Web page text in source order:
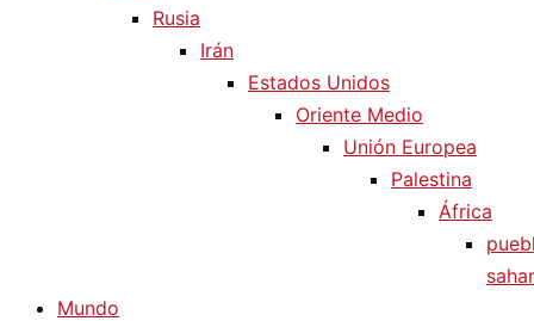
Rusia
Irán
Estados Unidos
Oriente Medio
Unión Europea
Palestina
África
Mundo